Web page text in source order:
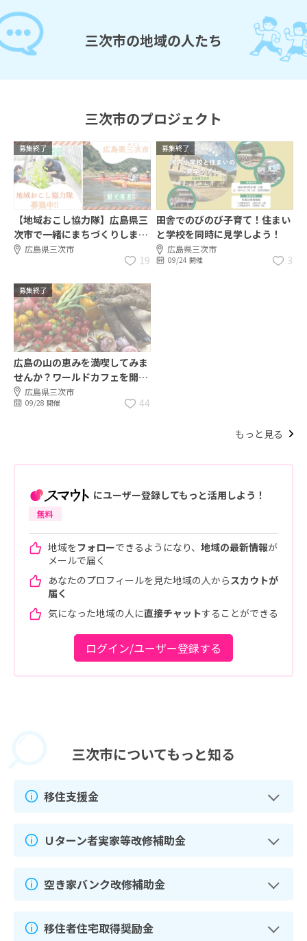
三次市の地域の人たち
三次市のプロジェクト
募集終了
【地域おこし協力隊】広島県三
次市で一緒にまちづくりしませ
んか？
広島県三次市
19
募集終了
田舎でのびのび子育て！住まい
と学校を同時に見学しよう！
広島県三次市
09/24 開催 3
募集終了
広島の山の恵みを満喫してみま
せんか？ワールドカフェを開催
します！
広島県三次市
09/28 開催 44
もっと見る
にユーザー登録してもっと活用しよう！
無料
地域をフォローできるようになり、 地域の最新情報が
メールで届く
あなたのプロフィールを見た地域の人からスカウトが
届く
気になった地域の人に直接チャットすることができる
ログイン/ユーザー登録する
三次市についてもっと知る
移住支援金
Ｕターン者実家等改修補助金
空き家バンク改修補助金
移住者住宅取得奨励金